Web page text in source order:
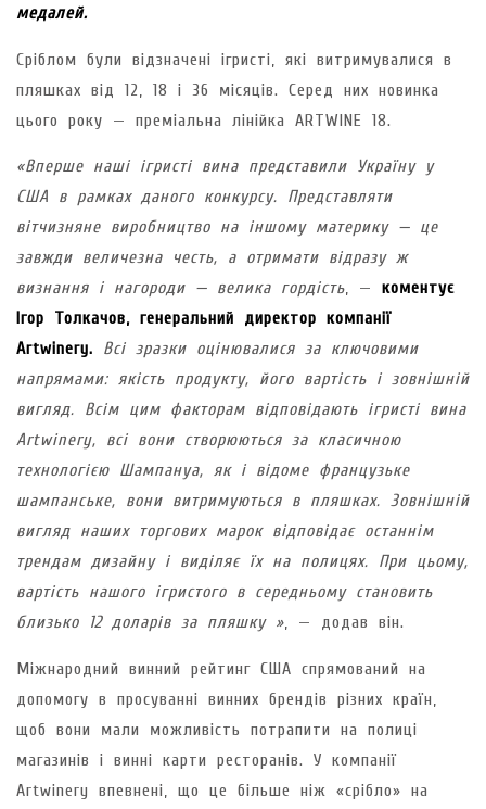
медалей.
Сріблом були відзначені ігристі, які витримувалися в
пляшках від 12, 18 і 36 місяців. Серед них новинка
цього року — преміальна лінійка ARTWINE 18.
«Вперше наші ігристі вина представили Україну у
США в рамках даного конкурсу. Представляти
вітчизняне виробництво на іншому материку — це
завжди величезна честь, а отримати відразу ж
визнання і нагороди — велика гордість, — коментує
Ігор Толкачов, генеральний директор компанії
Artwinery.
Всі зразки оцінювалися за ключовими
напрямами: якість продукту, його вартість і зовнішній
вигляд. Всім цим факторам відповідають ігристі вина
Artwinery, всі вони створюються за класичною
технологією Шампануа, як і відоме французьке
шампанське, вони витримуються в пляшках. Зовнішній
вигляд наших торгових марок відповідає останнім
трендам дизайну і виділяє їх на полицях. При цьому,
вартість нашого ігристого в середньому становить
близько 12 доларів за пляшку », — додав він.
Міжнародний винний рейтинг США спрямований на
допомогу в просуванні винних брендів різних країн,
щоб вони мали можливість потрапити на полиці
магазинів і винні карти ресторанів. У компанії
Artwinery впевнені, що це більше ніж «срібло» на